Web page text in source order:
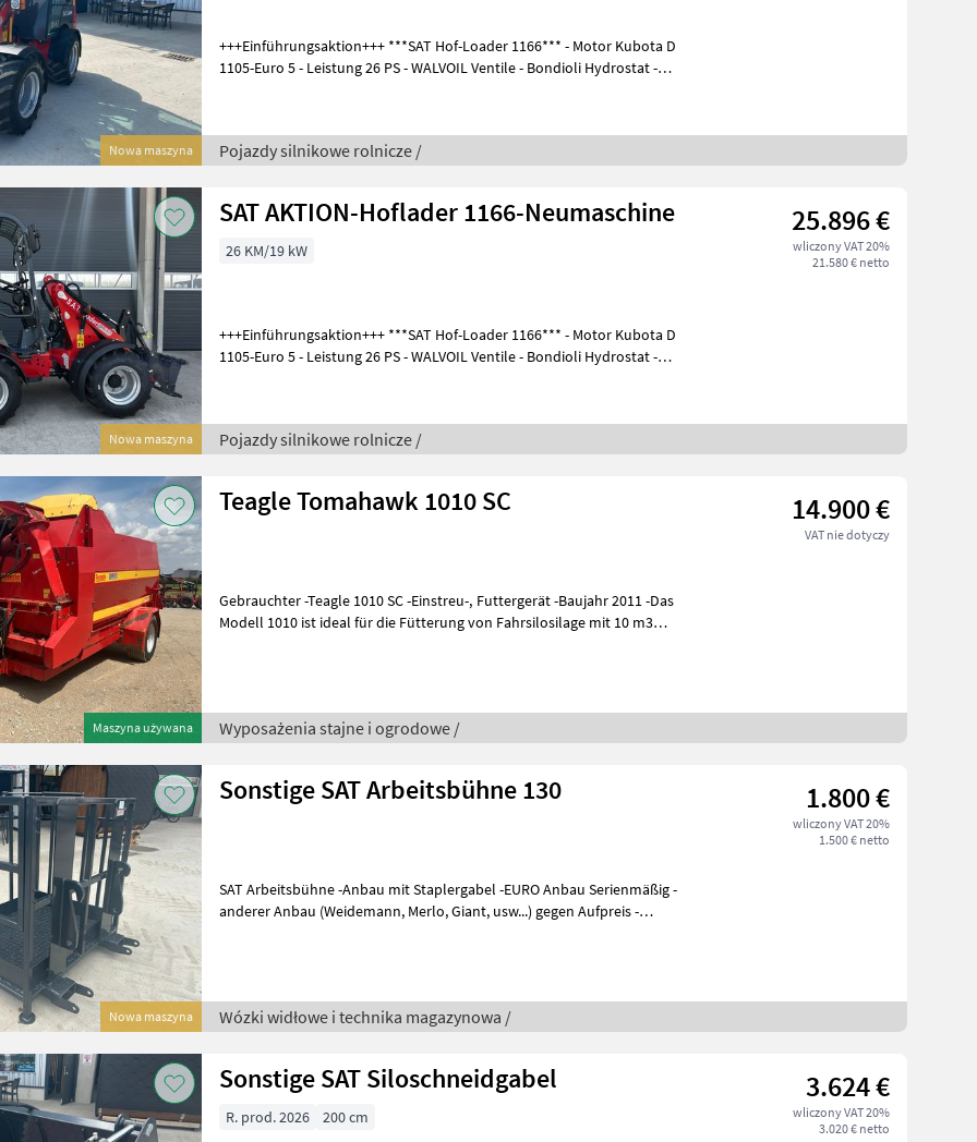
Nowa maszyna
+++Einführungsaktion+++ ***SAT Hof-Loader 1166*** - Motor Kubota D
1105-Euro 5 - Leistung 26 PS - WALVOIL Ventile - Bondioli Hydrostat -
Pojazdy silnikowe rolnicze /
Nowa maszyna
SAT AKTION-Hoflader 1166-Neumaschine 25.896 €
wliczony VAT 20%
21.580 € netto
26 KM/19 kW
+++Einführungsaktion+++ ***SAT Hof-Loader 1166*** - Motor Kubota D
1105-Euro 5 - Leistung 26 PS - WALVOIL Ventile - Bondioli Hydrostat -
Pojazdy silnikowe rolnicze /
Maszyna używana
Teagle Tomahawk 1010 SC 14.900 €
VAT nie dotyczy
Gebrauchter -Teagle 1010 SC -Einstreu-, Futtergerät -Baujahr 2011 -Das
Modell 1010 ist ideal für die Fütterung von Fahrsilosilage mit 10 m3
Wyposażenia stajne i ogrodowe /
Nowa maszyna
Sonstige SAT Arbeitsbühne 130 1.800 €
wliczony VAT 20%
1.500 € netto
SAT Arbeitsbühne -Anbau mit Staplergabel -EURO Anbau Serienmäßig -
anderer Anbau (Weidemann, Merlo, Giant, usw...) gegen Aufpreis -
Wózki widłowe i technika magazynowa /
Sonstige SAT Siloschneidgabel 3.624 €
wliczony VAT 20%
3.020 € netto
R. prod. 2026 200 cm